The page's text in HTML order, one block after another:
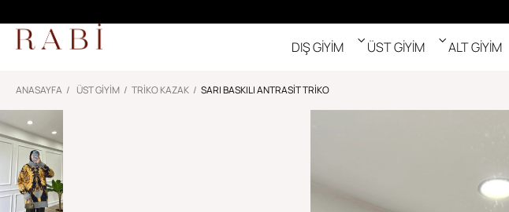
DIŞ GİYİM ÜST GİYİM ALT GİYİM
ANASAYFA ÜST GİYİM TRIKO KAZAK SARI BASKILI ANTRASIT TRIKO